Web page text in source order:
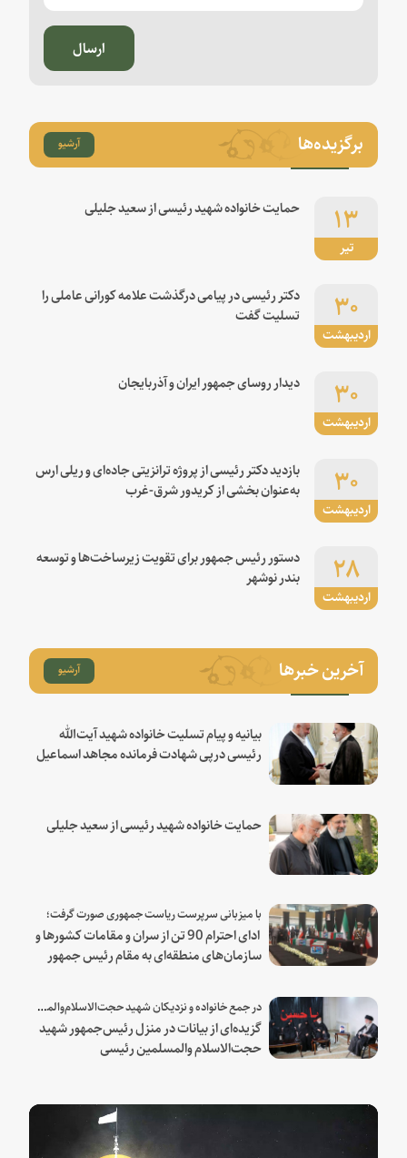
ارسال
برگزیده‌ها آرشیو
تیر
۱۳ حمایت خانواده شهید رئیسی از سعید جلیلی
اردیبهشت
۳۰
دکتر رئیسی در پیامی درگذشت علامه کورانی عاملی را
تسلیت گفت
اردیبهشت
۳۰ دیدار روسای جمهور ایران و آذربایجان
اردیبهشت
۳۰
بازدید دکتر رئیسی از پروژه ترانزیتی جاده‌ای و ریلی ارس
به‌عنوان بخشی از کریدور شرق-غرب
اردیبهشت
۲۸
دستور رئیس جمهور برای تقویت زیرساخت‌ها و توسعه
بندر نوشهر
آخرین خبرها آرشیو
بیانیه و پیام تسلیت خانواده شهید آیت‌الله
رئیسی درپی شهادت فرمانده مجاهد اسماعیل
حمایت خانواده شهید رئیسی از سعید جلیلی
با میزبانی سرپرست ریاست جمهوری صورت گرفت؛
ادای احترام 90 تن از سران و مقامات کشورها و
سازمان‌های منطقه‌ای به مقام رئیس جمهور
در جمع خانواده و نزدیکان شهید حجت‌الاسلام‌والمسلمین رئیسی:
گزیده‌ای از بیانات در منزل رئیس‌جمهور شهید
حجت‌الاسلام والمسلمین رئیسی